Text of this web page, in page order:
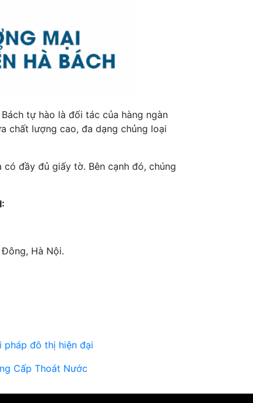
tự hào là đối tác của hàng ngàn
chất lượng cao, đa dạng chủng loại
đầy đủ giấy tờ. Bên cạnh đó, chúng
Hà Nội.
pháp đô thị hiện đại
Cấp Thoát Nước